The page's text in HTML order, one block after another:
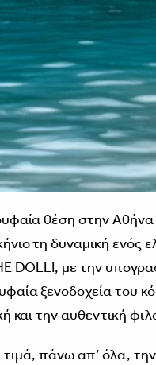
θέση στην Αθήνα
τη δυναμική ενός
DOLLI, με την
ξενοδοχεία του
και την αυθεντική
πάνω απ’ όλα,